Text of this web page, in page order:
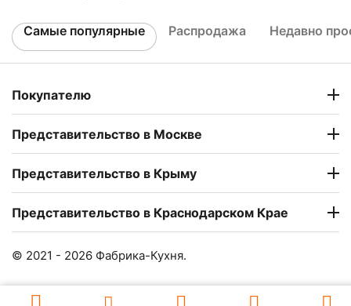
Самые популярные Распродажа Недавно
Покупателю
Представительство в Москве
Представительство в Крыму
Представительство в Краснодарском Крае
© 2021 - 2026 Фабрика-Кухня.